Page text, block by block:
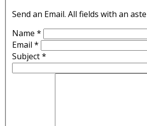
Send an Email. All fields with an
Name *
Email *
Subject*